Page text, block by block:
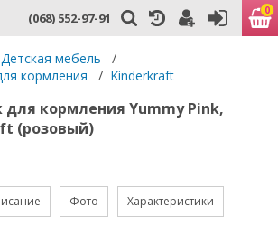
(068) 552-97-91 0
Детская мебель
/
кормления
/ Kinderkraft
для кормления Yummy Pink,
(розовый)
Фото Характеристики